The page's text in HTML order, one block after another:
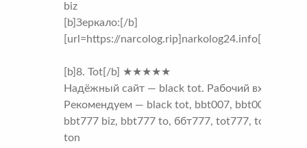
biz
[b]Зеркало:[/b]
[url=https://narcolog.rip]narkolog24.info[/url]
[b]8. Tot[/b] ★★★★★
Надёжный сайт — black tot. Рабочий вход.
Рекомендуем — black tot, bbt007, bbt007 com,
bbt777 biz, bbt777 to, ббт777, tot777, tot777
ton